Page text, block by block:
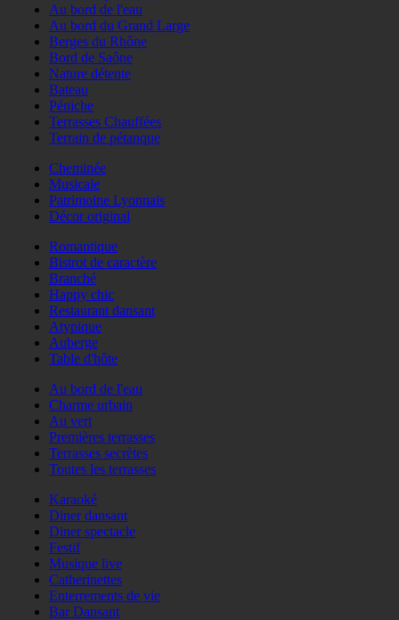
Au bord de l'eau
Au bord du Grand Large
Berges du Rhône
Bord de Saône
Nature détente
Bateau
Péniche
Terrasses Chauffées
Terrain de pétanque
Cheminée
Musicale
Patrimoine Lyonnais
Décor original
Romantique
Bistrot de caractère
Branché
Happy chic
Restaurant dansant
Atypique
Auberge
Table d'hôte
Au bord de l'eau
Charme urbain
Au vert
Premières terrasses
Terrasses secrètes
Toutes les terrasses
Karaoké
Diner dansant
Diner spectacle
Festif
Musique live
Catherinettes
Enterrements de vie
Bar Dansant